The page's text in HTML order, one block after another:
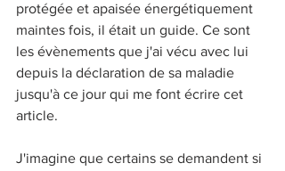
protégée et apaisée énergétiquement
maintes fois, il était un guide. Ce sont
les évènements que j'ai vécu avec lui
depuis la déclaration de sa maladie
jusqu'à ce jour qui me font écrire cet
article.
J'imagine que certains se demandent si